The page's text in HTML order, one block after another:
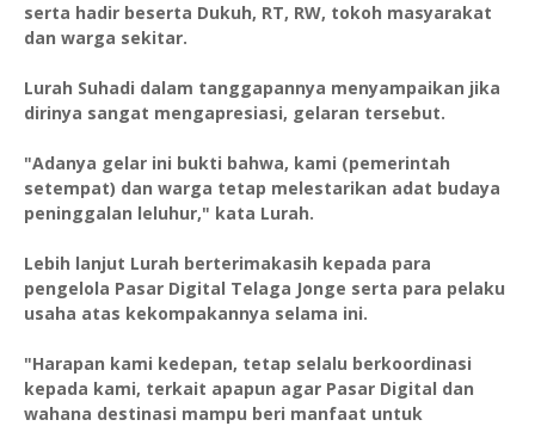
serta hadir beserta Dukuh, RT, RW, tokoh masyarakat
dan warga sekitar.
Lurah Suhadi dalam tanggapannya menyampaikan jika
dirinya sangat mengapresiasi, gelaran tersebut.
"Adanya gelar ini bukti bahwa, kami (pemerintah
setempat) dan warga tetap melestarikan adat budaya
peninggalan leluhur," kata Lurah.
Lebih lanjut Lurah berterimakasih kepada para
pengelola Pasar Digital Telaga Jonge serta para pelaku
usaha atas kekompakannya selama ini.
"Harapan kami kedepan, tetap selalu berkoordinasi
kepada kami, terkait apapun agar Pasar Digital dan
wahana destinasi mampu beri manfaat untuk